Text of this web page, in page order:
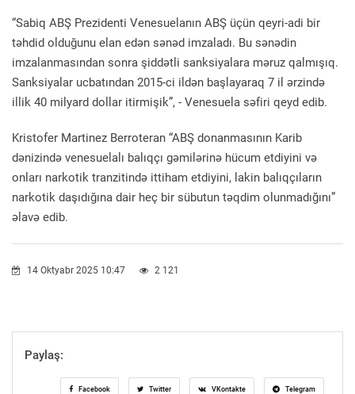
“Sabiq ABŞ Prezidenti Venesuelanın ABŞ üçün qeyri-adi bir
təhdid olduğunu elan edən sənəd imzaladı. Bu sənədin
imzalanmasından sonra şiddətli sanksiyalara məruz qalmışıq.
Sanksiyalar ucbatından 2015-ci ildən başlayaraq 7 il ərzində
illik 40 milyard dollar itirmişik”, - Venesuela səfiri qeyd edib.
Kristofer Martinez Berroteran “ABŞ donanmasının Karib
dənizində venesuelalı balıqçı gəmilərinə hücum etdiyini və
onları narkotik tranzitində ittiham etdiyini, lakin balıqçıların
narkotik daşıdığına dair heç bir sübutun təqdim olunmadığını”
əlavə edib.
14 Oktyabr 2025 10:47 2 121
Paylaş:
Facebook Twitter VKontakte Telegram